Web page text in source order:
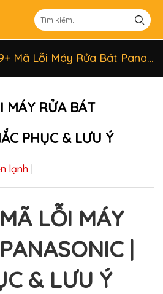
Lỗi Máy Rửa Bát Panasonic | Khắc Phục & Lưu Ý
MÁY RỬA BÁT
PHỤC & LƯU Ý
lạnh
LỖI MÁY
|
& LƯU Ý